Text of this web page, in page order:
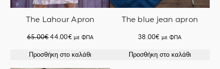
The Lahour Apron
65.00€Original
was:
44.00€Η
τιμή
με ΦΠΑ
Προσθήκη στο καλάθι
The blue jean apron
38.00€ με ΦΠΑ
Προσθήκη στο καλάθι